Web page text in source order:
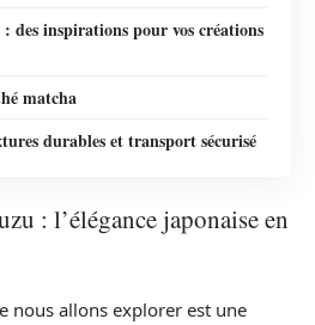
des inspirations pour vos créations
matcha
durables et transport sécurisé
: l’élégance japonaise en
nous allons explorer est une